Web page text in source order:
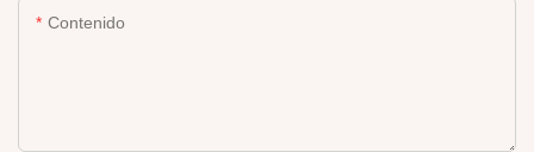
Contenido